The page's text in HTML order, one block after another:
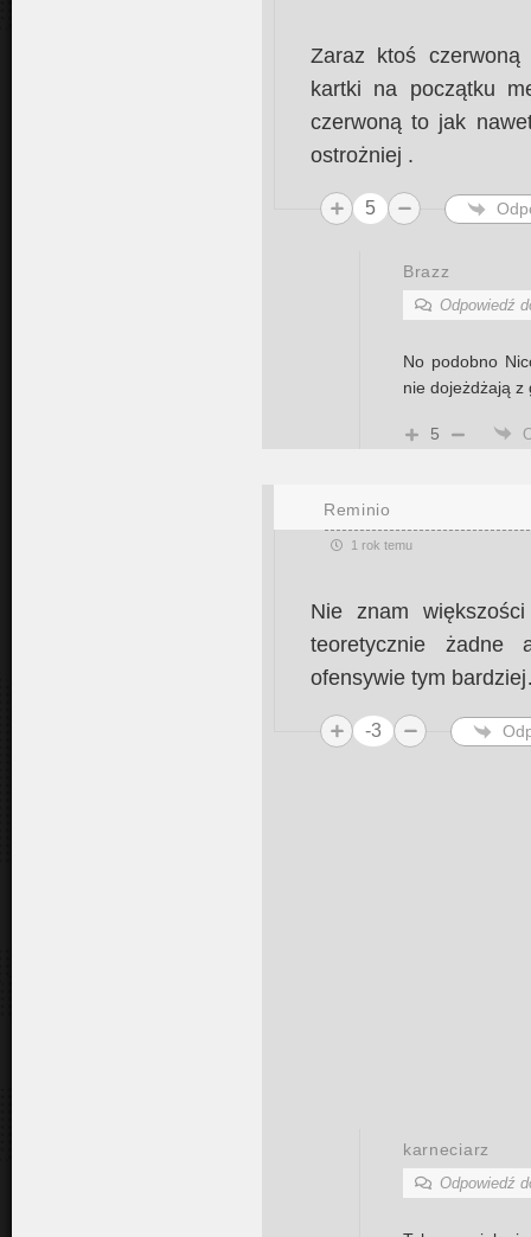
Zaraz ktoś czerwoną
kartki na początku
czerwoną to jak
ostrożniej .
5
Brazz
Odpowiedź
No podobno
nie dojeżdżają z
5
Reminio
1 rok temu
Nie znam
teoretycznie
ofensywie tym
-3
karneciarz
Odpowiedź